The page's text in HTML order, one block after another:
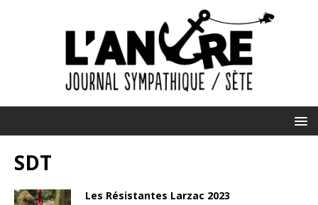
SDT
Les Résistantes Larzac 2023